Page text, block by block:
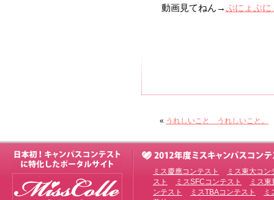
動画見てねん→ぷにょぷに
« うれしいこと うれしいこと。
ミス慶應コンテスト
ミス東大コン
スト
ミスSFCコンテスト
ミス
ンテスト
ミスTBAコンテスト
ミ